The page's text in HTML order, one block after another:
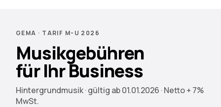
GEMA · TARIF M-U 2026
Musikgebühren
für Ihr Business
Hintergrundmusik · gültig ab 01.01.2026 · Netto + 7%
MwSt.